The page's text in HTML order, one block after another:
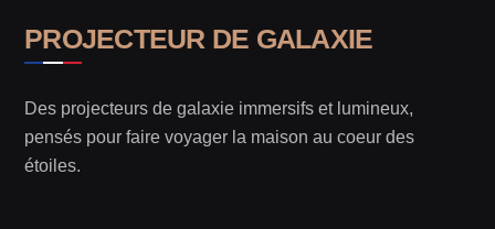
PROJECTEUR DE GALAXIE
Des projecteurs de galaxie immersifs et lumineux,
pensés pour faire voyager la maison au coeur des
étoiles.